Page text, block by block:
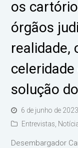
os
órgãos
realidade,
solução
6 de junho de 2023
Entrevistas
Desembargador